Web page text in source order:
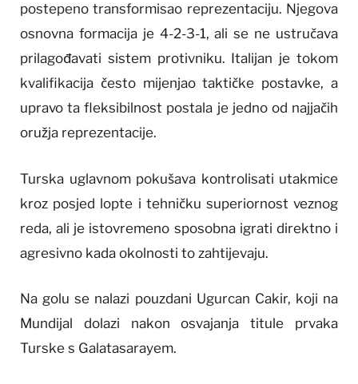
postepeno transformisao reprezentaciju. Njegova
osnovna formacija je 4-2-3-1, ali se ne ustručava
prilagođavati sistem protivniku. Italijan je tokom
kvalifikacija često mijenjao taktičke postavke, a
upravo ta fleksibilnost postala je jedno od najjačih
oružja reprezentacije.
Turska uglavnom pokušava kontrolisati utakmice
kroz posjed lopte i tehničku superiornost veznog
reda, ali je istovremeno sposobna igrati direktno i
agresivno kada okolnosti to zahtijevaju.
Na golu se nalazi pouzdani Ugurcan Cakir, koji na
Mundijal dolazi nakon osvajanja titule prvaka
Turske s Galatasarayem.